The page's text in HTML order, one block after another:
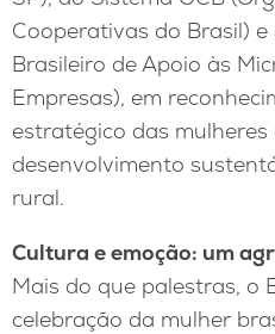
Cooperativas do Brasil)
Brasileiro de Apoio às
Empresas), em
estratégico das
desenvolvimento
rural.
Cultura e emoção: um
Mais do que palestras, o
celebração da mulher